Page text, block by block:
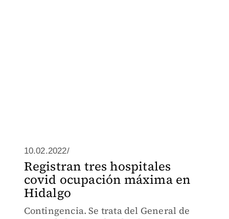
10.02.2022/
Registran tres hospitales
covid ocupación máxima en
Hidalgo
Contingencia. Se trata del General de